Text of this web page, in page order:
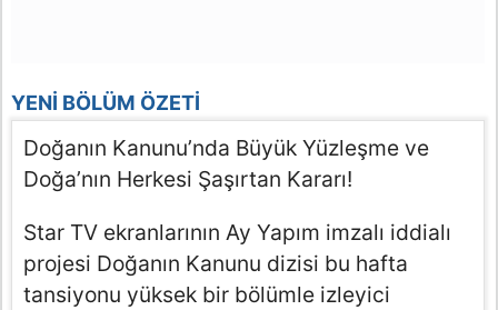
YENI BÖLÜM ÖZETI
Doğanın Kanunu’nda Büyük Yüzleşme ve
Doğa’nın Herkesi Şaşırtan Kararı!
Star TV ekranlarının Ay Yapım imzalı iddialı
projesi Doğanın Kanunu dizisi bu hafta
tansiyonu yüksek bir bölümle izleyici